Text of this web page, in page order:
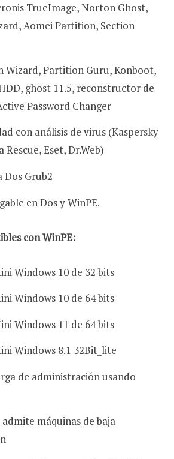
TrueImage, Norton Ghost,
Aomei Partition, Section
Wizard, Partition Guru, Konboot,
ghost 11.5, reconstructor de
Password Changer
con análisis de virus (Kaspersky
Rescue, Eset, Dr.Web)
Grub2
en Dos y WinPE.
con WinPE:
Windows 10 de 32 bits
Windows 10 de 64 bits
Windows 11 de 64 bits
Windows 8.1 32Bit_lite
de administración usando
máquinas de baja